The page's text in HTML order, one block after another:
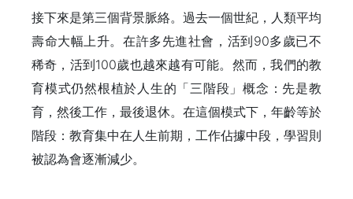
接下來是第三個背景脈絡。過去一個世紀，人類平均
壽命大幅上升。在許多先進社會，活到90多歲已不
稀奇，活到100歲也越來越有可能。然而，我們的教
育模式仍然根植於人生的「三階段」概念：先是教
育，然後工作，最後退休。在這個模式下，年齡等於
階段：教育集中在人生前期，工作佔據中段，學習則
被認為會逐漸減少。